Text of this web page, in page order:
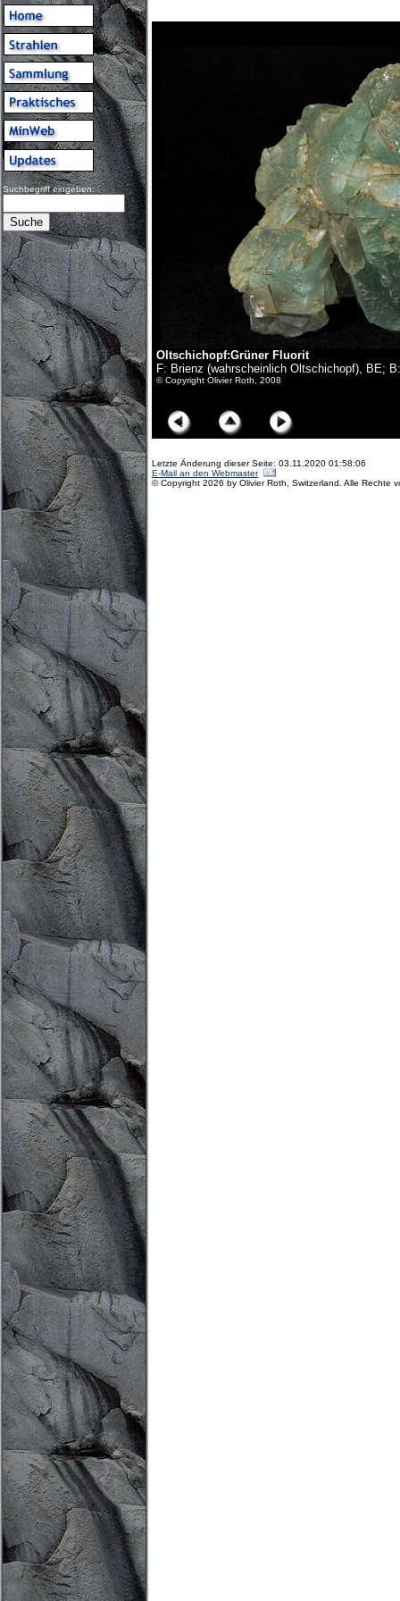
Suchbegriff eingeben:
Oltschichopf:Grüner Fluorit
F: Brienz (wahrscheinlich Oltschichopf), BE;
© Copyright Olivier Roth, 2008
Letzte Änderung dieser Seite: 03.11.2020 01:58:06
E-Mail an den Webmaster
© Copyright 2026 by Olivier Roth, Switzerland. Alle Rechte